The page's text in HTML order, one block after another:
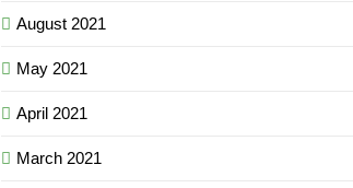
August 2021
May 2021
April 2021
March 2021